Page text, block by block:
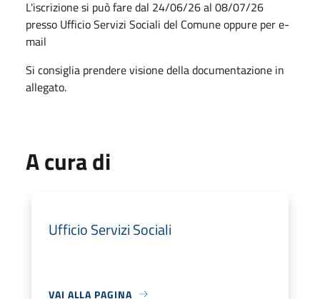
L'iscrizione si può fare dal 24/06/26 al 08/07/26
presso Ufficio Servizi Sociali del Comune oppure per e-
mail
Si consiglia prendere visione della documentazione in
allegato.
A cura di
Ufficio Servizi Sociali
VAI ALLA PAGINA